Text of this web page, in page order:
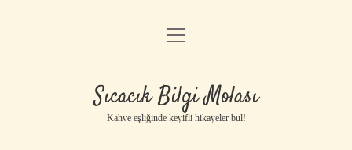
Anasayfa
Yasal Uyarı
menüyü
Sıcacık Bilgi Molası
Kahve eşliğinde keyifli hikayeler bul!